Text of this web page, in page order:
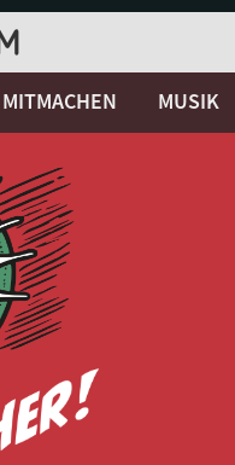
MITMACHEN MUSIK